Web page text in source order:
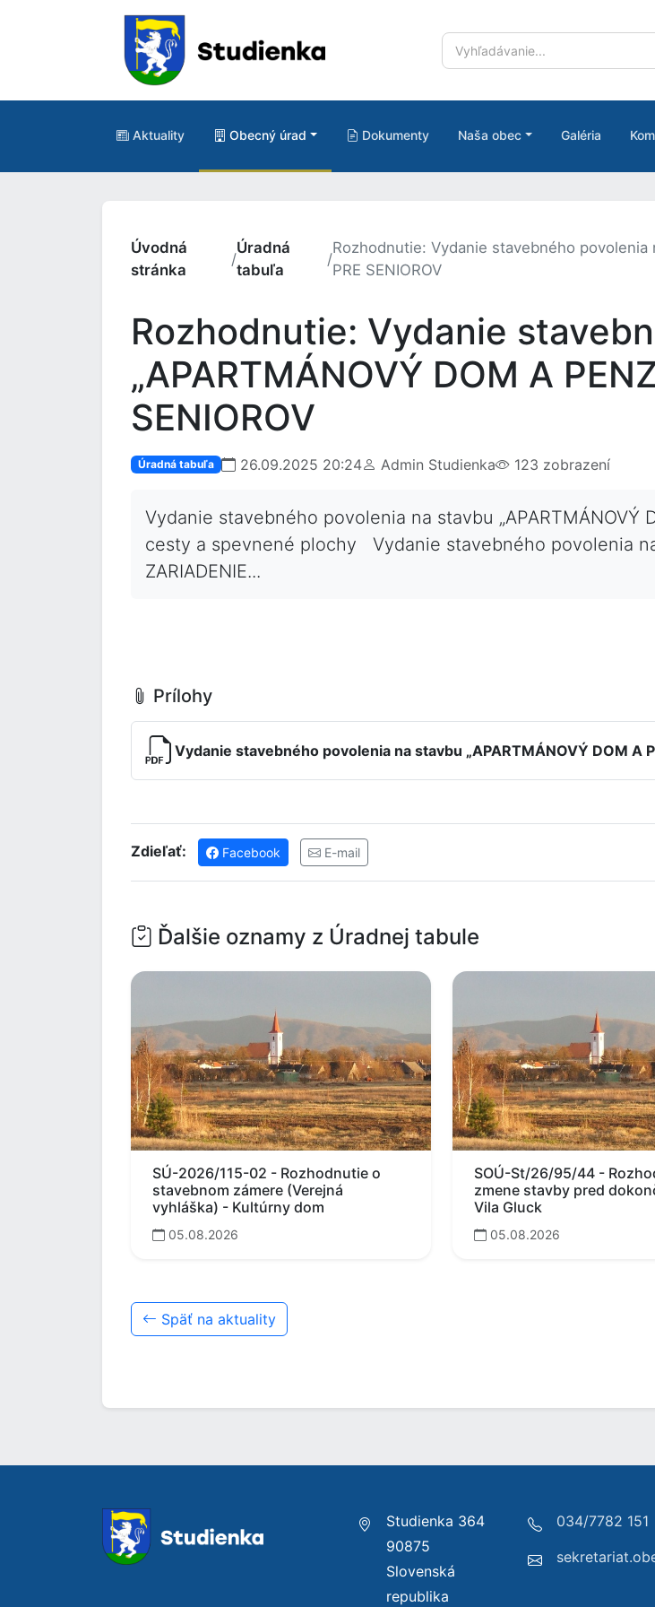
Aktuality Obecný úrad Dokumenty Naša obec Galéria
Úvodná
stránka
/
Úradná
tabuľa
/
Rozhodnutie: Vydanie stavebného povolenia
PRE SENIOROV
Rozhodnutie: Vydanie
„APARTMÁNOVÝ DOM A
SENIOROV
Úradná tabuľa 26.09.2025 20:24 Admin Studienka 123 zobrazení
Vydanie stavebného povolenia na stavbu „APARTMÁNOVÝ
cesty a spevnené plochy Vydanie stavebného povolenia na
ZARIADENIE...
Prílohy
Vydanie stavebného povolenia na stavbu „APARTMÁNOVÝ DOM A
Zdieľať: Facebook E-mail
Ďalšie oznamy z Úradnej tabule
SÚ-2026/115-02 - Rozhodnutie o
stavebnom zámere (Verejná
vyhláška) - Kultúrny dom
05.08.2026
SOÚ-St/26/95/44 -
zmene stavby pred
Vila Gluck
05.08.2026
Späť na aktuality
Studienka 364
90875
Slovenská
republika
034/7782 151